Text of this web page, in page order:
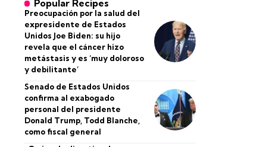
Popular Recipes
Preocupación por la salud del
expresidente de Estados
Unidos Joe Biden: su hijo
revela que el cáncer hizo
metástasis y es ‘muy doloroso
y debilitante’
Senado de Estados Unidos
confirma al exabogado
personal del presidente
Donald Trump, Todd Blanche,
como fiscal general